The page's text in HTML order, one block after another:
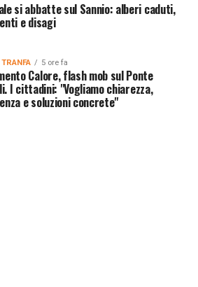
si abbatte sul Sannio: alberi caduti,
e disagi
5 ore fa
Calore, flash mob sul Ponte
I cittadini: "Vogliamo chiarezza,
e soluzioni concrete"